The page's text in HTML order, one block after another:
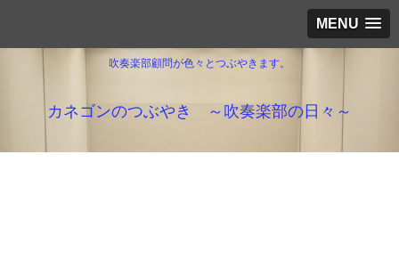
MENU
吹奏楽部顧問が色々とつぶやきます。
カネゴンのつぶやき ～吹奏楽部の日々～